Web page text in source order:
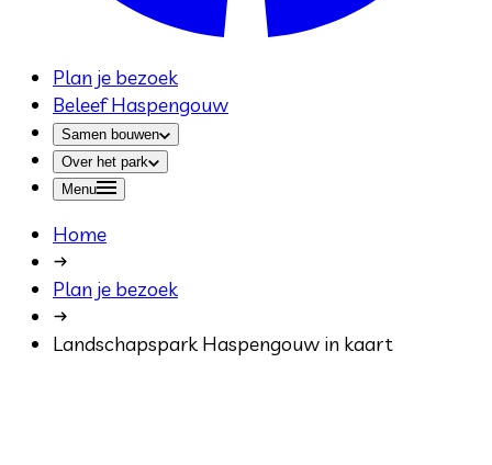
Plan je bezoek
Beleef Haspengouw
Samen bouwen
Over het park
Menu
Home
Plan je bezoek
Landschapspark Haspengouw in kaart